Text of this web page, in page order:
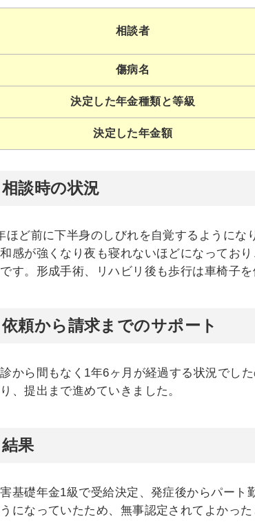
相談者
傷病名
決定した年金種類と等級
決定した年金額
相談時の状況
ほど前に下半身のしびれを自覚するように
感が強くなり夜も寝れないほどになってお
す。形成手術、リハビリ後も歩行は車椅子
依頼から請求までのサポート
から間もなく1年6ヶ月が経過する状況でし
、提出まで進めていきました。
結果
基礎年金1級で受給決定、発症後からパー
になっていたため、無事認定されてよかった